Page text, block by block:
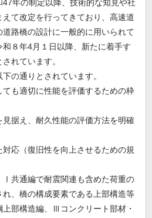
47年の制定以降、技術的な知見や社
て改定を行ってきており、高速道
路橋の設計に一般的に用いられて
８年4月１日以降、新たに着手す
れています。
の通りとされています。
も適切に性能を評価するための枠
据え、耐久性能の評価方法を明確
応（復旧性を向上させるための規
共通編で耐震関連も含めた荷重の
、橋の構成要素である上部構造等
部構造編、Ⅲコンクリート部材・